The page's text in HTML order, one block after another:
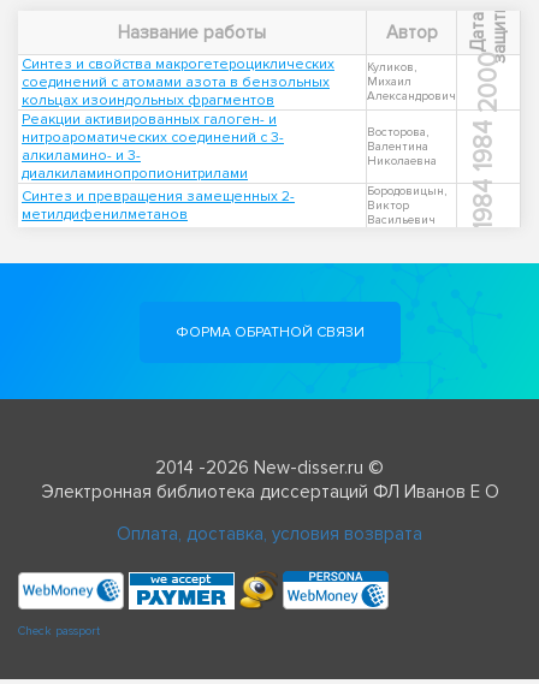
Название работы Автор Д
а
т
а
з
а
щ
и
т ы
Синтез и свойства макрогетероциклических
соединений с атомами азота в бензольных
кольцах изоиндольных фрагментов
Куликов,
Михаил
Александрович
2000
Реакции активированных галоген- и
нитроароматических соединений с 3-
алкиламино- и 3-
диалкиламинопропионитрилами
Восторова,
Валентина
Николаевна
1984
Синтез и превращения замещенных 2-
метилдифенилметанов
Бородовицын,
Виктор
Васильевич
1984
ФОРМА ОБРАТНОЙ СВЯЗИ
2014 -2026 New-disser.ru ©
Электронная библиотека диссертаций ФЛ Иванов Е О
Оплата, доставка, условия возврата
Check passport